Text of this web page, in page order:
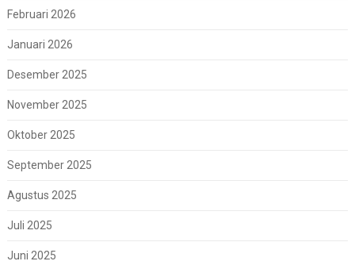
Februari 2026
Januari 2026
Desember 2025
November 2025
Oktober 2025
September 2025
Agustus 2025
Juli 2025
Juni 2025